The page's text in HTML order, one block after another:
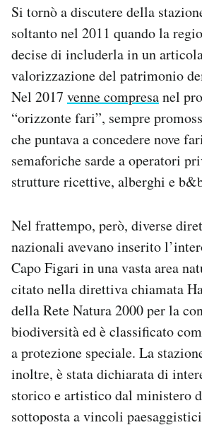
Si tornò a discutere della
soltanto nel 2011 quando la
decise di includerla in un
valorizzazione del patrimonio
Nel 2017 venne compresanel
“orizzonte fari”, sempre
che puntava a concedere nove
semaforiche sarde a operatori
strutture ricettive, alberghi e
Nel frattempo, però, diverse
nazionali avevano inserito
Capo Figari in una vasta area
citato nella direttiva chiamata
della Rete Natura 2000 per la
biodiversità ed è classificato
a protezione speciale. La
inoltre, è stata dichiarata di
storico e artistico dal ministero
sottoposta a vincoli